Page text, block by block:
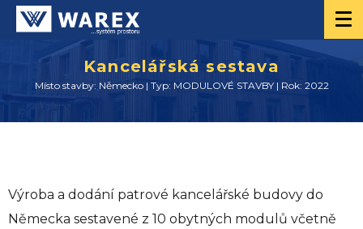
Kancelářská sestava
Místo stavby: Německo | Typ: MODULOVÉ STAVBY | Rok: 2022
Výroba a dodání patrové kancelářské budovy do
Německa sestavené z 10 obytných modulů včetně